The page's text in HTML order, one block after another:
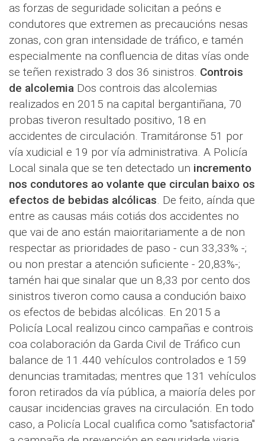
as forzas de seguridade solicitan a peóns e
condutores que extremen as precaucións nesas
zonas, con gran intensidade de tráfico, e tamén
especialmente na confluencia de ditas vías onde
se teñen rexistrado 3 dos 36 sinistros. Controis
de alcolemia Dos controis das alcolemias
realizados en 2015 na capital bergantiñana, 70
probas tiveron resultado positivo, 18 en
accidentes de circulación. Tramitáronse 51 por
vía xudicial e 19 por vía administrativa. A Policía
Local sinala que se ten detectado un incremento
nos condutores ao volante que circulan baixo os
efectos de bebidas alcólicas. De feito, aínda que
entre as causas máis cotiás dos accidentes no
que vai de ano están maioritariamente a de non
respectar as prioridades de paso - cun 33,33% -;
ou non prestar a atención suficiente - 20,83%-;
tamén hai que sinalar que un 8,33 por cento dos
sinistros tiveron como causa a condución baixo
os efectos de bebidas alcólicas. En 2015 a
Policía Local realizou cinco campañas e controis
coa colaboración da Garda Civil de Tráfico cun
balance de 11.440 vehículos controlados e 159
denuncias tramitadas; mentres que 131 vehículos
foron retirados da vía pública, a maioría deles por
causar incidencias graves na circulación. En todo
caso, a Policía Local cualifica como "satisfactoria"